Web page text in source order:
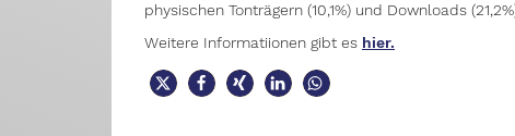
physischen Tonträgern (10,1%) und Downloads
Weitere Informatiionen gibt es hier.